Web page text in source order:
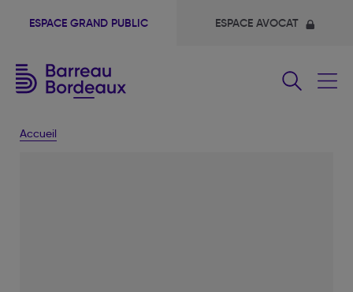
ESPACE GRAND PUBLIC ESPACE AVOCAT
Accueil